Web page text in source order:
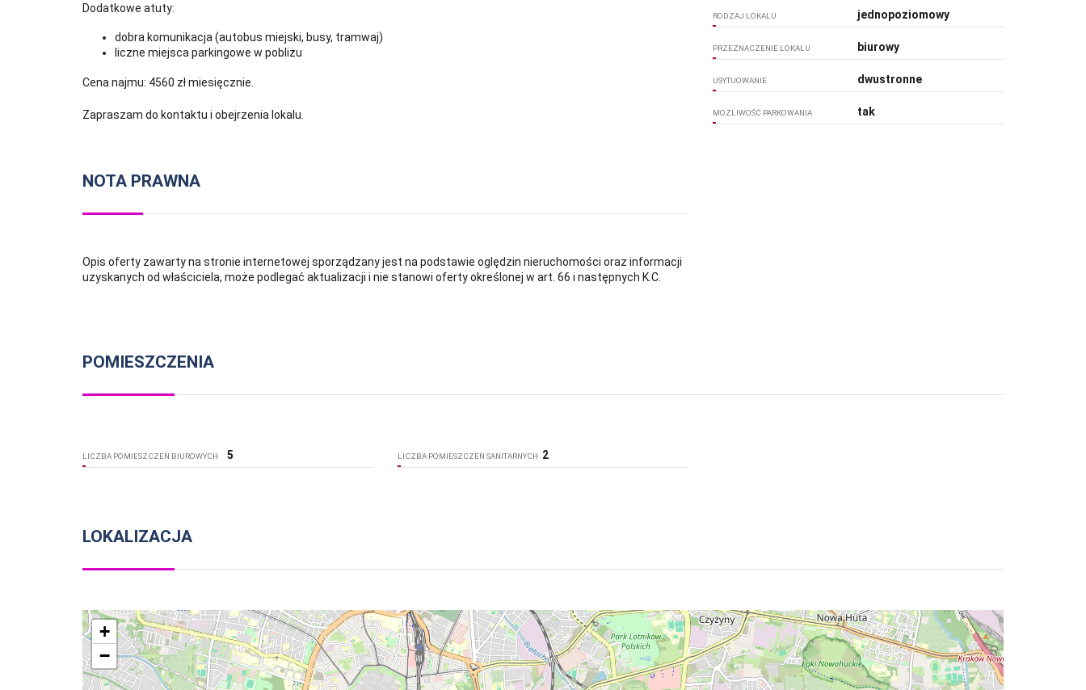
Dodatkowe atuty:
dobra komunikacja (autobus miejski, busy, tramwaj)
liczne miejsca parkingowe w pobliżu
Cena najmu: 4560 zł miesięcznie.
Zapraszam do kontaktu i obejrzenia lokalu.
NOTA PRAWNA
Opis oferty zawarty na stronie internetowej sporządzany jest na podstawie oględzin nieruchomości oraz informacji
uzyskanych od właściciela, może podlegać aktualizacji i nie stanowi oferty określonej w art. 66 i następnych K.C.
RODZAJ LOKALU jednopoziomowy
PRZEZNACZENIE LOKALU biurowy
USYTUOWANIE dwustronne
MOŻLIWOŚĆ PARKOWANIA tak
POMIESZCZENIA
LICZBA POMIESZCZEŃ BIUROWYCH 5 LICZBA POMIESZCZEŃ SANITARNYCH 2
LOKALIZACJA
+
−